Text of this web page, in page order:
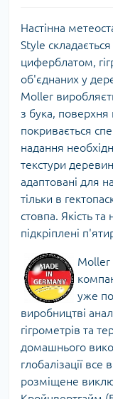
Настінна
Style
циферблатом,
об'єднаних у
Moller
з бука, поверхня
покривається
надання
текстури
адаптовані для
тільки в
стовпа. Якість та
підкріплені
Moller
уже
виробництві
гігрометрів та
домашнього
глобалізації все
розміщене